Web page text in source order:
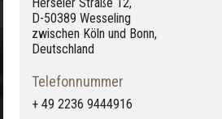
D-50389 Wesseling
zwischen Köln und Bonn,
Deutschland
Telefonnummer
+ 49 2236 9444916